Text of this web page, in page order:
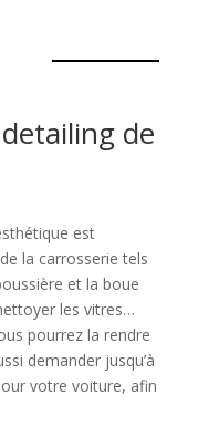
de
est
la carrosserie tels
et la boue
les vitres…
pourrez la rendre
demander jusqu’à
votre voiture, afin